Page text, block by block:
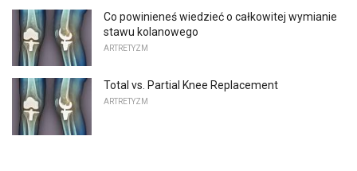
Co powinieneś wiedzieć o całkowitej wymianie
stawu kolanowego
ARTRETYZM
Total vs. Partial Knee Replacement
ARTRETYZM